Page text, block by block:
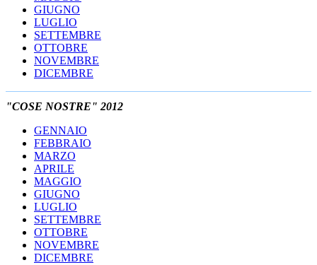
GIUGNO
LUGLIO
SETTEMBRE
OTTOBRE
NOVEMBRE
DICEMBRE
"COSE NOSTRE" 2012
GENNAIO
FEBBRAIO
MARZO
APRILE
MAGGIO
GIUGNO
LUGLIO
SETTEMBRE
OTTOBRE
NOVEMBRE
DICEMBRE